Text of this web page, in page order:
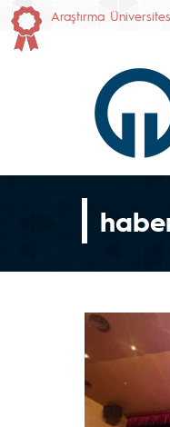
Araştırma